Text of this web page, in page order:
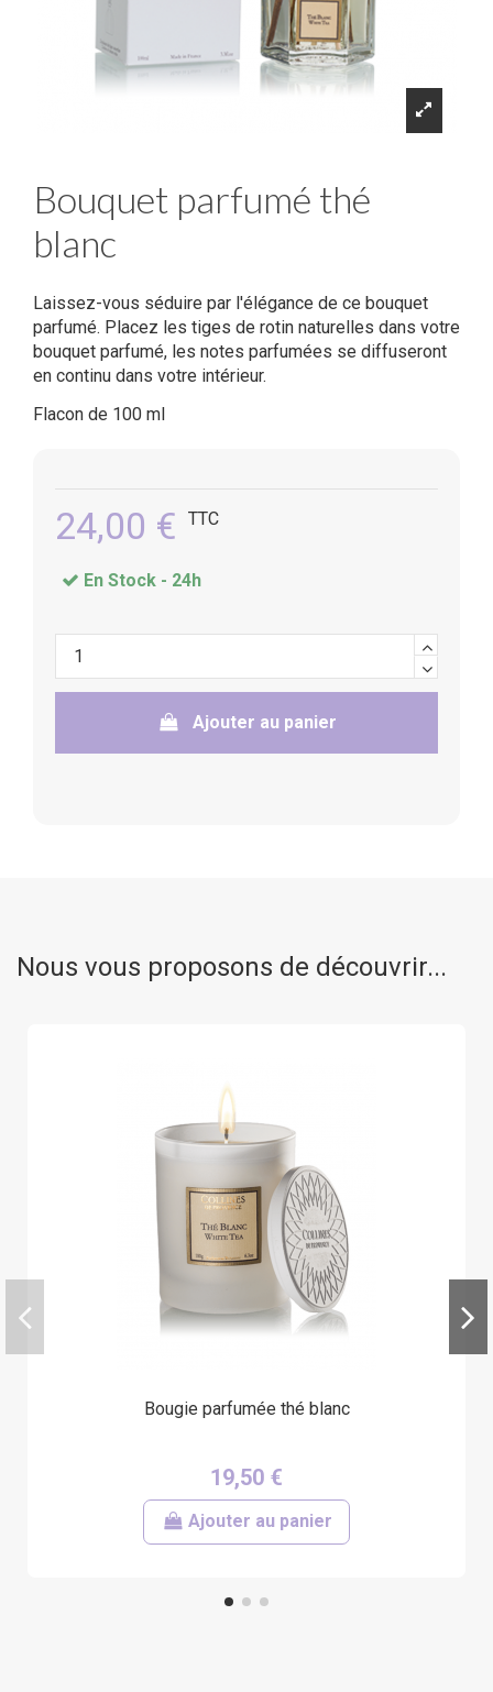
Bouquet parfumé thé
blanc
Laissez-vous séduire par l'élégance de ce bouquet
parfumé. Placez les tiges de rotin naturelles dans votre
bouquet parfumé, les notes parfumées se diffuseront
en continu dans votre intérieur.
Flacon de 100 ml
24,00 € TTC
En Stock - 24h
Ajouter au panier
Nous vous proposons de découvrir...
Bougie parfumée thé blanc
19,50 €
Ajouter au panier